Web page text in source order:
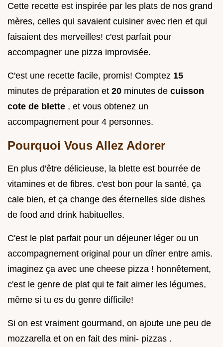
Cette recette est inspirée par les plats de nos grand
mères, celles qui savaient cuisiner avec rien et qui
faisaient des merveilles! c'est parfait pour
accompagner une pizza improvisée.
C'est une recette facile, promis! Comptez 15
minutes de préparation et 20 minutes de cuisson
cote de blette , et vous obtenez un
accompagnement pour 4 personnes.
Pourquoi Vous Allez Adorer
En plus d'être délicieuse, la blette est bourrée de
vitamines et de fibres. c'est bon pour la santé, ça
cale bien, et ça change des éternelles side dishes
de food and drink habituelles.
C'est le plat parfait pour un déjeuner léger ou un
accompagnement original pour un dîner entre amis.
imaginez ça avec une cheese pizza ! honnêtement,
c'est le genre de plat qui te fait aimer les légumes,
même si tu es du genre difficile!
Si on est vraiment gourmand, on ajoute une peu de
mozzarella et on en fait des mini- pizzas .